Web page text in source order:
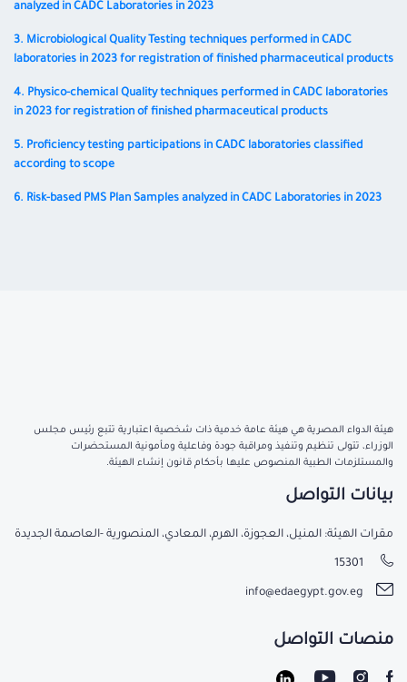
analyzed in CADC Laboratories in 2023
3. Microbiological Quality Testing techniques performed in CADC
laboratories in 2023 for registration of finished pharmaceutical products
4. Physico-chemical Quality techniques performed in CADC laboratories
in 2023 for registration of finished pharmaceutical products
5. Proficiency testing participations in CADC laboratories classified
according to scope
6. Risk-based PMS Plan Samples analyzed in CADC Laboratories in 2023
هيئة الدواء المصرية هي هيئة عامة خدمية ذات شخصية اعتبارية تتبع رئيس مجلس
الوزراء، تتولى تنظيم وتنفيذ ومراقبة جودة وفاعلية ومأمونية المستحضرات
والمستلزمات الطبية المنصوص عليها بأحكام قانون إنشاء الهيئة.
بيانات التواصل
مقرات الهيئة: المنيل، العجوزة، الهرم، المعادي، المنصورية -العاصمة الجديدة
15301
info@edaegypt.gov.eg
منصات التواصل